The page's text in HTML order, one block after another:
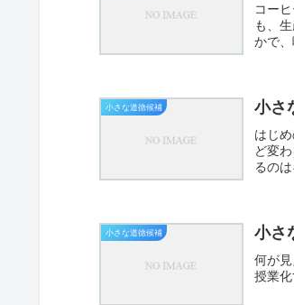
コー
も、
かで
小さな道徳候補 小さ
はじ
ど変
るの
小さな道徳候補 小さ
何が
授業